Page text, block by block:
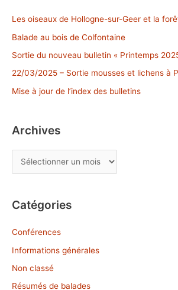
rLes oiseaux de Hollogne-sur-Geer et la
Balade au bois de Colfontaine
Sortie du nouveau bulletin « Printemps
22/03/2025 – Sortie mousses et lichens à
Mise à jour de l’index des bulletins
Archives
r
h
v
e
s
Catégories
Conférences
Informations générales
Non classé
Résumés de balades